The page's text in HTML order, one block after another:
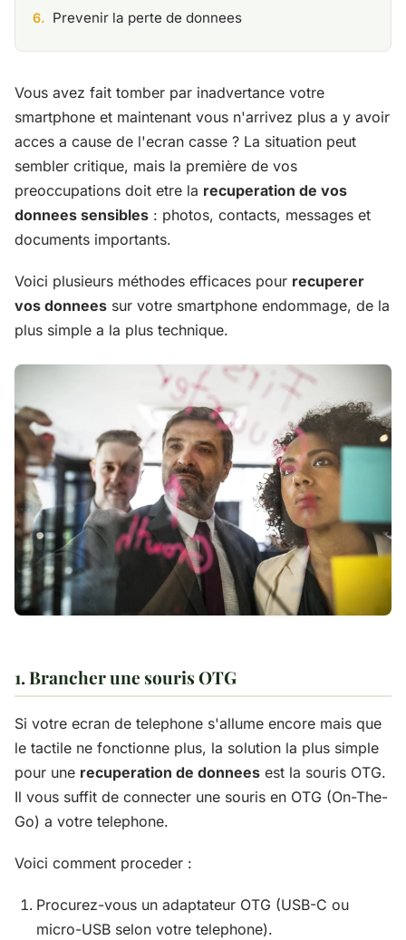
Prevenir la perte de donnees
Vous avez fait tomber par inadvertance votre
smartphone et maintenant vous n'arrivez plus a y avoir
acces a cause de l'ecran casse ? La situation peut
sembler critique, mais la première de vos
preoccupations doit etre la recuperation de vos
donnees sensibles : photos, contacts, messages et
documents importants.
Voici plusieurs méthodes efficaces pour recuperer
vos donnees sur votre smartphone endommage, de la
plus simple a la plus technique.
1. Brancher une souris OTG
Si votre ecran de telephone s'allume encore mais que
le tactile ne fonctionne plus, la solution la plus simple
pour une recuperation de donnees est la souris OTG.
Il vous suffit de connecter une souris en OTG (On-The-
Go) a votre telephone.
Voici comment proceder :
Procurez-vous un adaptateur OTG (USB-C ou
micro-USB selon votre telephone).